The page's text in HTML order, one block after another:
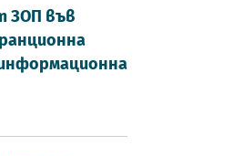
ЗОП във